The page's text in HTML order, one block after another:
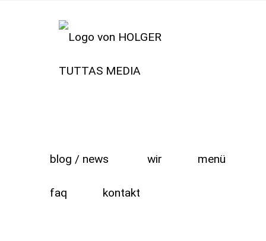
blog / news wir menü
faq kontakt